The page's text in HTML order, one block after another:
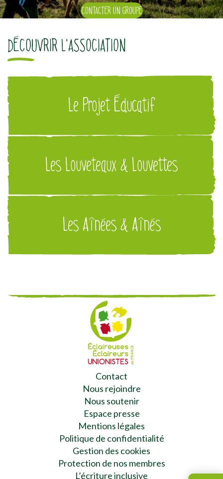
CONTACTER UN GROUPE
DÉCOUVRIR L'ASSOCIATION
Le Projet Éducatif
Les Louveteaux & Louvettes
Les Aînées & Aînés
Contact
Nous rejoindre
Nous soutenir
Espace presse
Mentions légales
Politique de confidentialité
Gestion des cookies
Protection de nos membres
L’écriture inclusive